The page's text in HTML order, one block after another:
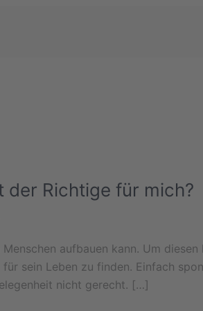
der Richtige für mich?
aufbauen kann. Um
sein Leben zu finden. Einfach
nicht gerecht. […]